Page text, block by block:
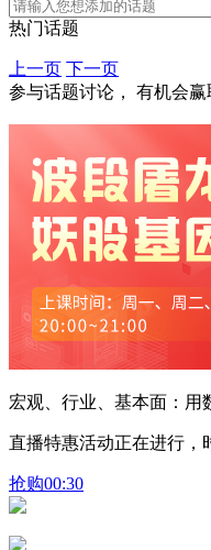
热门话题
上一页 下一页
参与话题讨论， 有机会赢
宏观、行业、基本面：用
直播特惠活动正在进行，
抢购00:30